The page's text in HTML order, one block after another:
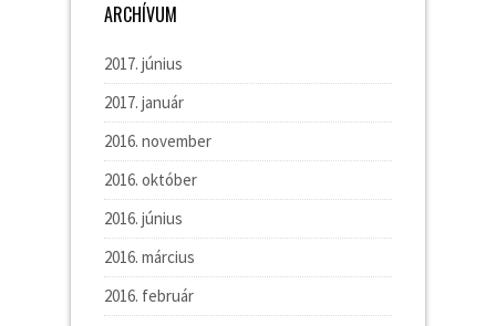
ARCHÍVUM
2017. június
2017. január
2016. november
2016. október
2016. június
2016. március
2016. február